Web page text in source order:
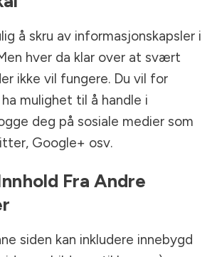
å skru av informasjonskapsler i
hver da klar over at svært
ikke vil fungere. Du vil for
mulighet til å handle i
deg på sosiale medier som
Google+ osv.
Fra Andre
siden kan inkludere innebygd